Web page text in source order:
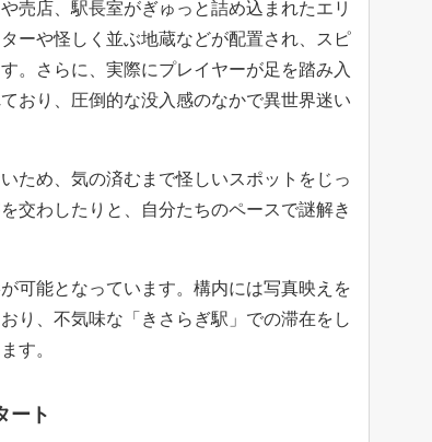
売店、駅長室がぎゅっと詰め込まれたエリ
ーや怪しく並ぶ地蔵などが配置され、スピ
。さらに、実際にプレイヤーが足を踏み入
おり、圧倒的な没入感のなかで異世界迷い
ため、気の済むまで怪しいスポットをじっ
交わしたりと、自分たちのペースで謎解き
可能となっています。構内には写真映えを
り、不気味な「きさらぎ駅」での滞在をし
す。
ート